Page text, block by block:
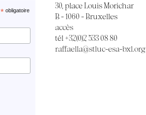
*obligatoire
30, place Louis Morichar
B - 1060 - Bruxelles
accès
tél +32(0)2 533 08 80
raffaella@stluc-esa-bxl.org